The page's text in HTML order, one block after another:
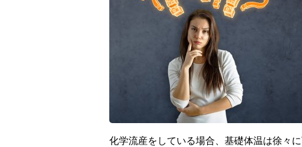
化学流産をしている場合、基礎体温は徐々